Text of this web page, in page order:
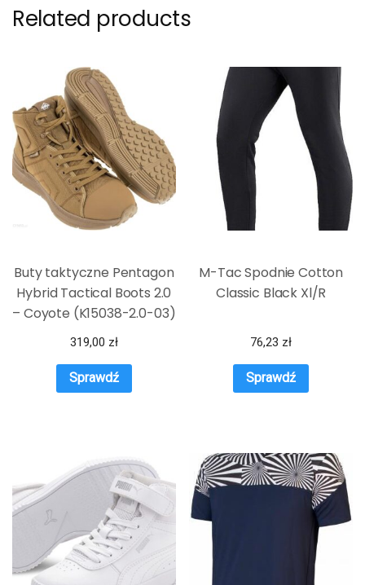
Related products
Buty taktyczne Pentagon
Hybrid Tactical Boots 2.0
– Coyote (K15038-2.0-03)
319,00 zł
Sprawdź
M-Tac Spodnie Cotton
Classic Black Xl/R
76,23 zł
Sprawdź